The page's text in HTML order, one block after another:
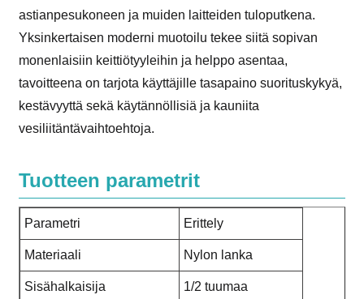
astianpesukoneen ja muiden laitteiden tuloputkena.
Yksinkertaisen moderni muotoilu tekee siitä sopivan
monenlaisiin keittiötyyleihin ja helppo asentaa,
tavoitteena on tarjota käyttäjille tasapaino suorituskykyä,
kestävyyttä sekä käytännöllisiä ja kauniita
vesiliitäntävaihtoehtoja.
Tuotteen parametrit
Parametri Erittely
Materiaali Nylon lanka
Sisähalkaisija 1/2 tuumaa